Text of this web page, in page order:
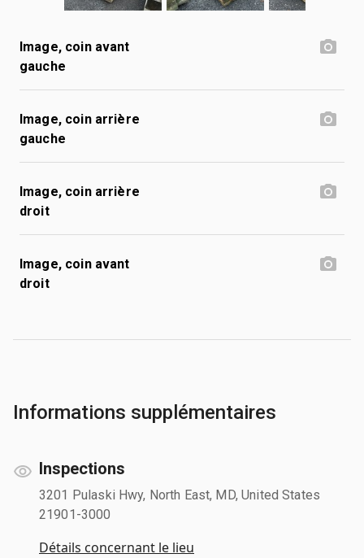
Image, coin avant
gauche
Image, coin arrière
gauche
Image, coin arrière
droit
Image, coin avant
droit
Informations supplémentaires
Inspections
3201 Pulaski Hwy, North East, MD, United States
21901-3000
Détails concernant le lieu